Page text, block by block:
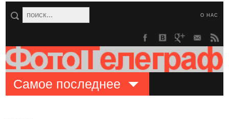
О НАС
Самое последнее